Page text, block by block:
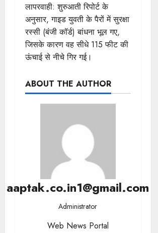
लापरवाही: शुरुआती रिपोर्ट के
अनुसार, गाइड युवती के पैरों में सुरक्षा
रस्सी (बंजी कॉर्ड) बांधना भूल गए,
जिसके कारण वह सीधे 115 फीट की
ऊंचाई से नीचे गिर गई।
ABOUT THE AUTHOR
aaptak.co.in1@gmail.com
Administrator
Web News Portal